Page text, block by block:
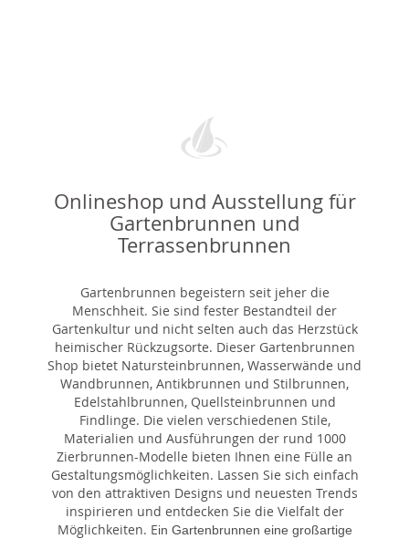
Onlineshop und Ausstellung für
Gartenbrunnen und
Terrassenbrunnen
Gartenbrunnen begeistern seit jeher die
Menschheit. Sie sind fester Bestandteil der
Gartenkultur und nicht selten auch das Herzstück
heimischer Rückzugsorte. Dieser Gartenbrunnen
Shop bietet Natursteinbrunnen, Wasserwände und
Wandbrunnen, Antikbrunnen und Stilbrunnen,
Edelstahlbrunnen, Quellsteinbrunnen und
Findlinge. Die vielen verschiedenen Stile,
Materialien und Ausführungen der rund 1000
Zierbrunnen-Modelle bieten Ihnen eine Fülle an
Gestaltungsmöglichkeiten. Lassen Sie sich einfach
von den attraktiven Designs und neuesten Trends
inspirieren und entdecken Sie die Vielfalt der
Möglichkeiten. Ein Gartenbrunnen eine großartige